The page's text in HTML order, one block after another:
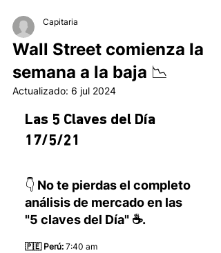
Wall Street comienza la
semana a la baja 📉
Capitaria
Actualizado: 6 jul 2024
Las 5 Claves del Día
17/5/21
👇 No te pierdas el completo
análisis de mercado en las
"5 claves del Día" ☕.
🇵🇪 Perú: 7:40 am